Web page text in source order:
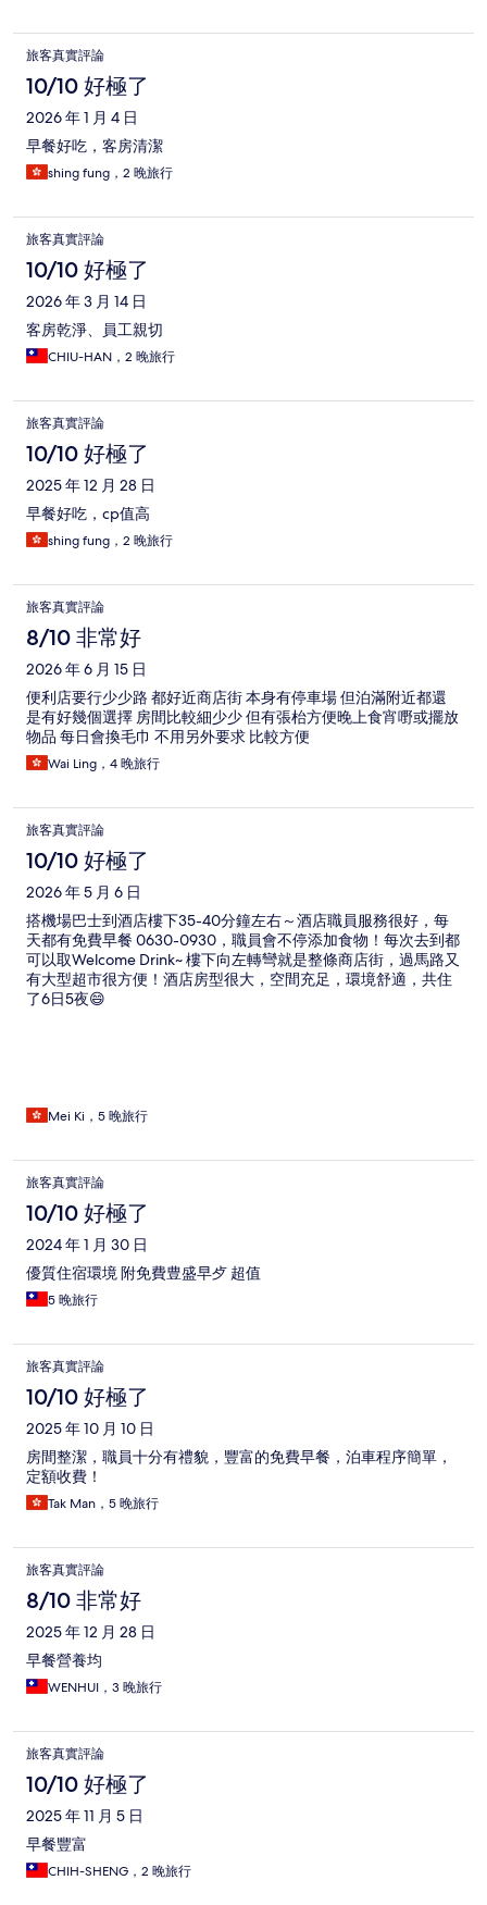
旅客真實評論
10/10 好極了
2026 年 1 月 4 日
早餐好吃，客房清潔
shing fung，2 晚旅行
旅客真實評論
10/10 好極了
2026 年 3 月 14 日
客房乾淨、員工親切
CHIU-HAN，2 晚旅行
旅客真實評論
10/10 好極了
2025 年 12 月 28 日
早餐好吃，cp值高
shing fung，2 晚旅行
旅客真實評論
8/10 非常好
2026 年 6 月 15 日
便利店要行少少路 都好近商店街 本身有停車場 但泊滿附近都還
是有好幾個選擇 房間比較細少少 但有張枱方便晚上食宵嘢或擺放
物品 每日會換毛巾 不用另外要求 比較方便
Wai Ling，4 晚旅行
旅客真實評論
10/10 好極了
2026 年 5 月 6 日
搭機場巴士到酒店樓下35-40分鐘左右～酒店職員服務很好，每
天都有免費早餐 0630-0930，職員會不停添加食物！每次去到都
可以取Welcome Drink~ 樓下向左轉彎就是整條商店街，過馬路又
有大型超市很方便！酒店房型很大，空間充足，環境舒適，共住
了6日5夜😄
Mei Ki，5 晚旅行
旅客真實評論
10/10 好極了
2024 年 1 月 30 日
優質住宿環境 附免費豊盛早歺 超值
5 晚旅行
旅客真實評論
10/10 好極了
2025 年 10 月 10 日
房間整潔，職員十分有禮貌，豐富的免費早餐，泊車程序簡單，
定額收費！
Tak Man，5 晚旅行
旅客真實評論
8/10 非常好
2025 年 12 月 28 日
早餐營養均
WENHUI，3 晚旅行
旅客真實評論
10/10 好極了
2025 年 11 月 5 日
早餐豐富
CHIH-SHENG，2 晚旅行